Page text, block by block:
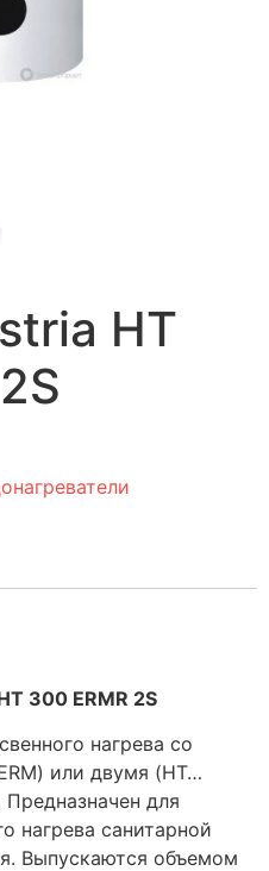
HT
300 ERMR 2S
нагрева со
или двумя (HT…
для
нагрева санитарной
Выпускаются объемом